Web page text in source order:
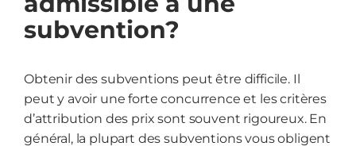
subvention?
Obtenir des subventions peut être difficile. Il
peut y avoir une forte concurrence et les critères
d’attribution des prix sont souvent rigoureux. En
général, la plupart des subventions vous obligent